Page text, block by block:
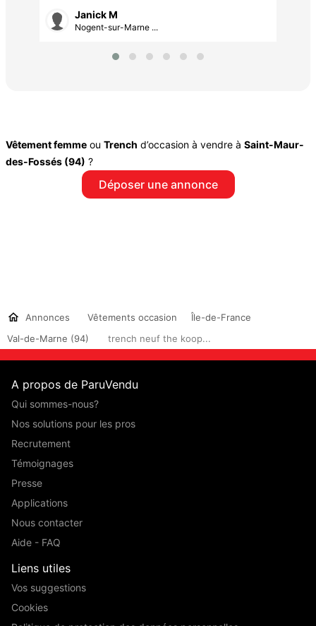
Janick M
Nogent-sur-Marne ...
Vêtement femme ou Trench d’occasion à vendre à Saint-Maur-
des-Fossés (94) ?
Déposer une annonce
Annonces Vêtements occasion
Île-de-France
Val-de-Marne (94)
trench neuf the koop...
A propos de ParuVendu
Qui sommes-nous?
Nos solutions pour les pros
Recrutement
Témoignages
Presse
Applications
Nous contacter
Aide - FAQ
Liens utiles
Vos suggestions
Cookies